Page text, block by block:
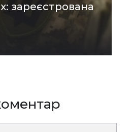
зареєстрована